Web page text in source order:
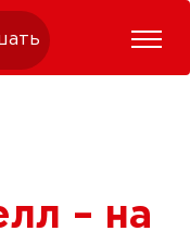
online
– на